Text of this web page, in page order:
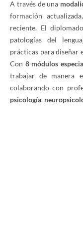
A través de una
formación
reciente. El
patologías del
prácticas para diseñar
Con 8 módulos
trabajar de manera
colaborando con
psicología,